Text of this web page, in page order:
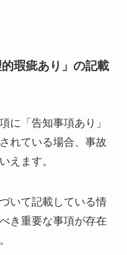
的瑕疵あり」の記載
に「告知事項あり」
れている場合、事故
えます。
いて記載している情
き重要な事項が存在